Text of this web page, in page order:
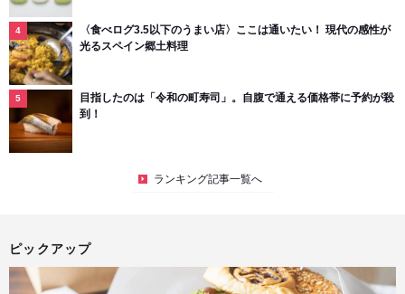
〈食べログ3.5以下のうまい店〉ここは通いたい！ 現代の感性が
光るスペイン郷土料理
目指したのは「令和の町寿司」。自腹で通える価格帯に予約が殺
到！
ランキング記事一覧へ
ピックアップ